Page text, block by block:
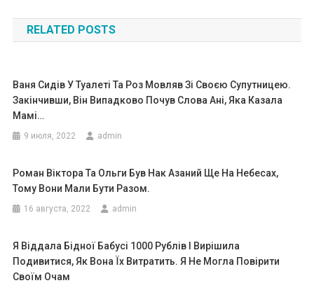
по
записям
RELATED POSTS
Ваня Сидів У Туалеті Та Роз Мовляв Зі Своєю Супутницею.
Закінчивши, Він Випадково Почув Слова Ані, Яка Казала
Мамі…
9 июля, 2022 admin
Роман Віктора Та Ольги Був Нак Азаний Ще На Нeбecax,
Тому Вони Мали Бути Разом.
16 августа, 2022 admin
Я Віддала Бідної Бабусі 1000 Рублів І Вирішила
Подивитися, Як Вона Їх Витратить. Я Не Могла Повірити
Своїм Очам